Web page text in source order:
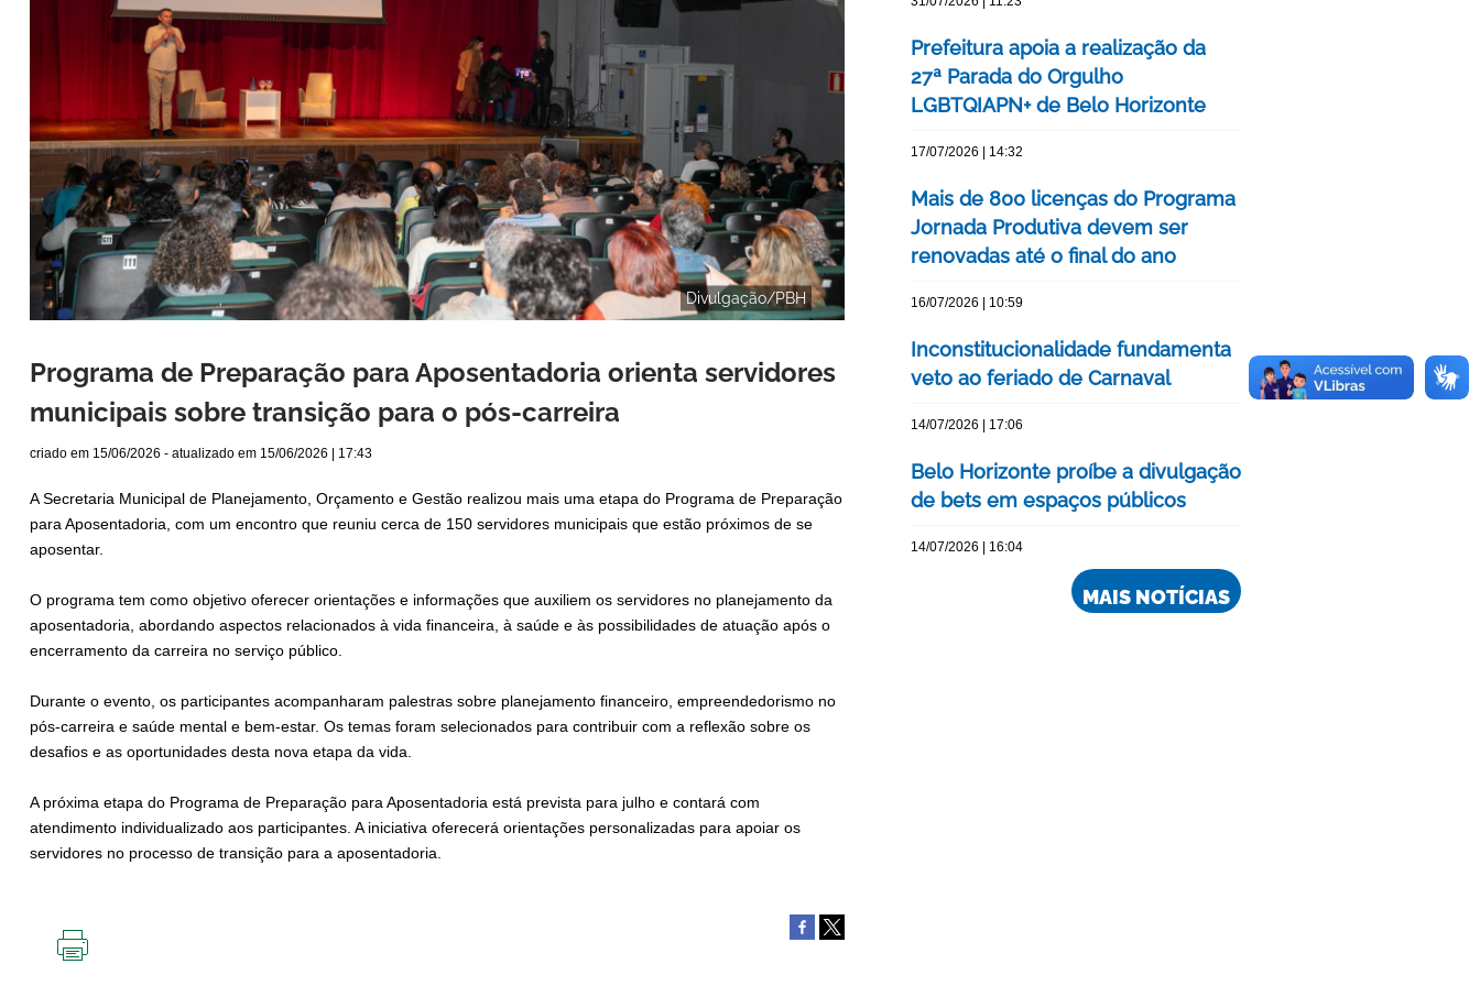
Divulgação/PBH
Programa de Preparação para Aposentadoria orienta servidores
municipais sobre transição para o pós-carreira
criado em 15/06/2026 - atualizado em 15/06/2026 | 17:43
A Secretaria Municipal de Planejamento, Orçamento e Gestão realizou mais uma etapa do Programa de Preparação
para Aposentadoria, com um encontro que reuniu cerca de 150 servidores municipais que estão próximos de se
aposentar.
O programa tem como objetivo oferecer orientações e informações que auxiliem os servidores no planejamento da
aposentadoria, abordando aspectos relacionados à vida financeira, à saúde e às possibilidades de atuação após o
encerramento da carreira no serviço público.
Durante o evento, os participantes acompanharam palestras sobre planejamento financeiro, empreendedorismo no
pós-carreira e saúde mental e bem-estar. Os temas foram selecionados para contribuir com a reflexão sobre os
desafios e as oportunidades desta nova etapa da vida.
A próxima etapa do Programa de Preparação para Aposentadoria está prevista para julho e contará com
atendimento individualizado aos participantes. A iniciativa oferecerá orientações personalizadas para apoiar os
servidores no processo de transição para a aposentadoria.
Prefeitura apoia a realização da
27ª Parada do Orgulho
LGBTQIAPN+ de Belo Horizonte
17/07/2026 | 14:32
Mais de 800 licenças do Programa
Jornada Produtiva devem ser
renovadas até o final do ano
16/07/2026 | 10:59
Inconstitucionalidade fundamenta
veto ao feriado de Carnaval
14/07/2026 | 17:06
Belo Horizonte proíbe a divulgação
de bets em espaços públicos
14/07/2026 | 16:04
MAIS NOTÍCIAS